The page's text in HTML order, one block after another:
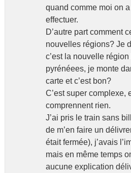
quand comme moi on
effectuer.
D’autre part comment
nouvelles régions? Je
c’est la nouvelle
pyrénéees, je monte
carte et c’est bon?
C’est super complexe,
comprennent rien.
J’ai pris le train sans
de m’en faire un
était fermée), j’avais
mais en même temps
aucune explication